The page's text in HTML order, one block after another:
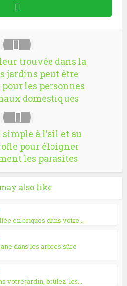
trouvée dans la
jardins peut être
les personnes
domestiques
simple à l’ail et au
pour éloigner
les parasites
also like
en briques dans votre...
dans les arbres sûre
votre jardin, brûlez-les...